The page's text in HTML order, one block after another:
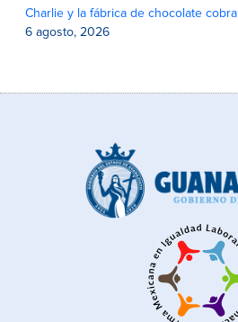
Charlie y la fábrica de chocolate
6 agosto, 2026